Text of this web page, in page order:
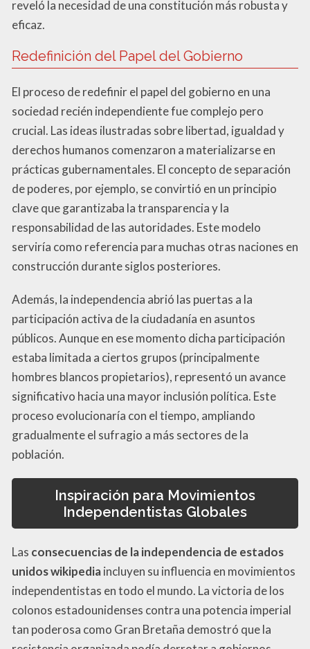
reveló la necesidad de una constitución más robusta y
eficaz.
Redefinición del Papel del Gobierno
El proceso de redefinir el papel del gobierno en una
sociedad recién independiente fue complejo pero
crucial. Las ideas ilustradas sobre libertad, igualdad y
derechos humanos comenzaron a materializarse en
prácticas gubernamentales. El concepto de separación
de poderes, por ejemplo, se convirtió en un principio
clave que garantizaba la transparencia y la
responsabilidad de las autoridades. Este modelo
serviría como referencia para muchas otras naciones en
construcción durante siglos posteriores.
Además, la independencia abrió las puertas a la
participación activa de la ciudadanía en asuntos
públicos. Aunque en ese momento dicha participación
estaba limitada a ciertos grupos (principalmente
hombres blancos propietarios), representó un avance
significativo hacia una mayor inclusión política. Este
proceso evolucionaría con el tiempo, ampliando
gradualmente el sufragio a más sectores de la
población.
Inspiración para Movimientos
Independentistas Globales
Las consecuencias de la independencia de estados
unidos wikipediaincluyen su influencia en movimientos
independentistas en todo el mundo. La victoria de los
colonos estadounidenses contra una potencia imperial
tan poderosa como Gran Bretaña demostró que la